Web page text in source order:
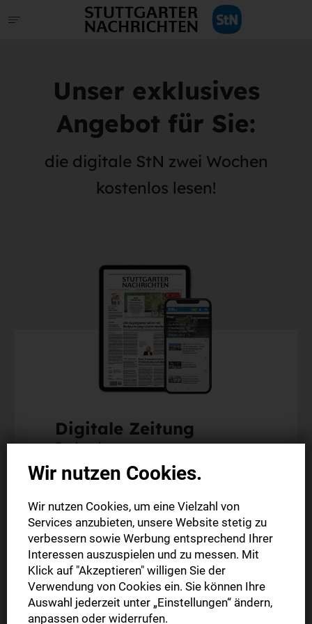
Unser exklusives
Angebot für Sie:
die digitale StN zwei Wochen
kostenlos lesen!
Digitale Zeitung
Probeabo
Alle Inhalte der StN-App
Die digitale Ausgabe als E-Paper (Mo.-So.)
Abonnement endet automatisch
2 Wochen
0,00 €
Wir nutzen Cookies.
Wir nutzen Cookies, um eine Vielzahl von
Services anzubieten, unsere Website stetig zu
verbessern sowie Werbung entsprechend Ihrer
Interessen auszuspielen und zu messen. Mit
Klick auf "Akzeptieren" willigen Sie der
Verwendung von Cookies ein. Sie können Ihre
Auswahl jederzeit unter „Einstellungen“ ändern,
anpassen oder widerrufen.